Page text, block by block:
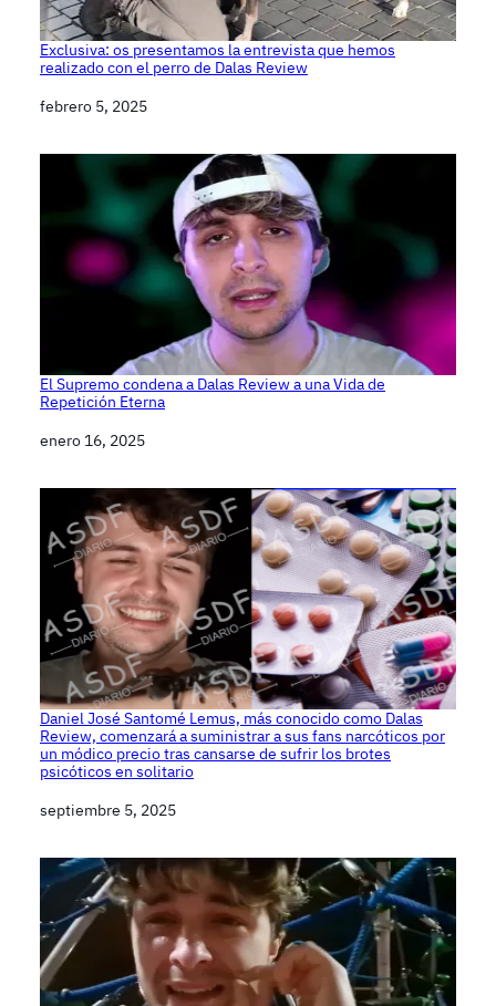
Exclusiva: os presentamos la entrevista que hemos
realizado con el perro de Dalas Review
Fecha
febrero 5, 2025
El Supremo condena a Dalas Review a una Vida de
Repetición Eterna
Fecha
enero 16, 2025
Daniel José Santomé Lemus, más conocido como Dalas
Review, comenzará a suministrar a sus fans narcóticos por
un módico precio tras cansarse de sufrir los brotes
psicóticos en solitario
Fecha
septiembre 5, 2025